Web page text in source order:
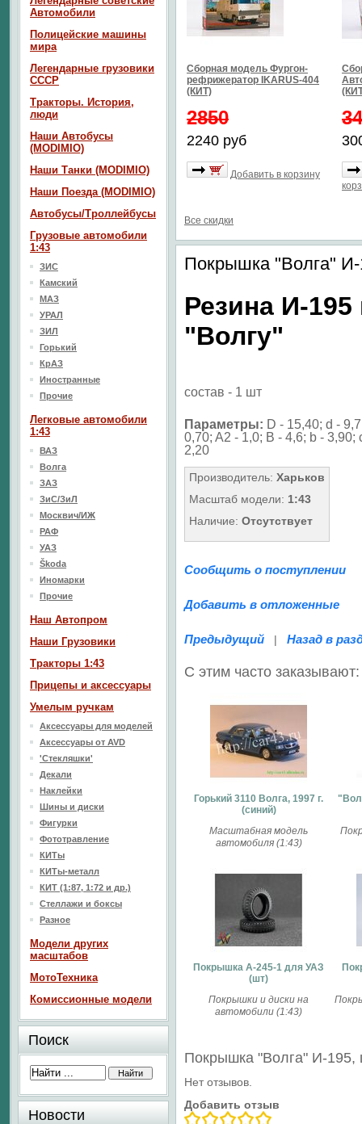
Сборная модель Фургон-
рефрижератор IKARUS-404
(КИТ)
2850
2240 руб
Добавить в корзину
Все скидки
Покрышка "Волга"
Резина И-195
"Волгу"
состав - 1 шт
Параметры: D - 15,40; d -
0,70; A2 - 1,0; B - 4,6; b - 3,90;
2,20
Производитель: Харьков
Масштаб модели: 1:43
Наличие: Отсутствует
Сообщить о поступлении
Добавить в отложенные
Предыдущий | Назад в
С этим часто заказывают:
Горький 3110 Волга, 1997 г.
(синий)
Масштабная модель
автомобиля (1:43)
Покрышка A-245-1 для УАЗ
(шт)
Покрышки и диски на
автомобили (1:43)
Покрышка "Волга" И-
Нет отзывов.
Добавить отзыв
Автомобили
Полицейские машины
мира
Легендарные грузовики
СССР
Тракторы. История,
люди
Наши Автобусы
(MODIMIO)
Наши Танки (MODIMIO)
Наши Поезда (MODIMIO)
Автобусы/Троллейбусы
Грузовые автомобили
1:43
ЗИС
Камский
МАЗ
УРАЛ
ЗИЛ
Горький
КрАЗ
Иностранные
Прочие
Легковые автомобили
1:43
ВАЗ
Волга
ЗАЗ
ЗиС/ЗиЛ
Москвич/ИЖ
РАФ
УАЗ
Škoda
Иномарки
Прочие
Наш Aвтопром
Наши Грузовики
Тракторы 1:43
Прицепы и аксессуары
Умелым ручкам
Аксессуары для моделей
Аксессуары от AVD
'Стекляшки'
Декали
Наклейки
Шины и диски
Фигурки
Фототравление
КИТы
КИТы-металл
КИТ (1:87, 1:72 и др.)
Стеллажи и боксы
Разное
Модели других
масштабов
МотоТехника
Комиссионные модели
Поиск
Новости